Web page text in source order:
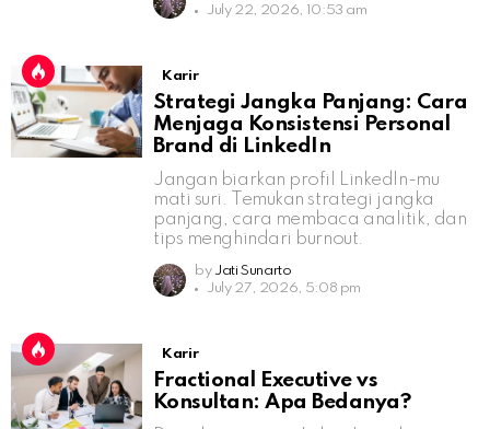
July 22, 2026, 10:53 am
Karir
Strategi Jangka Panjang: Cara
Menjaga Konsistensi Personal
Brand di LinkedIn
Jangan biarkan profil LinkedIn-mu
mati suri. Temukan strategi jangka
panjang, cara membaca analitik, dan
tips menghindari burnout.
by Jati Sunarto
July 27, 2026, 5:08 pm
Karir
Fractional Executive vs
Konsultan: Apa Bedanya?